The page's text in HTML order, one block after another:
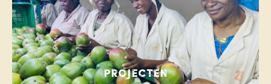
Projecten